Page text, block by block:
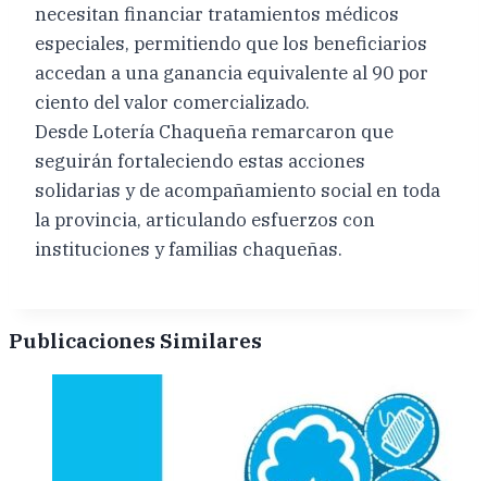
necesitan financiar tratamientos médicos
especiales, permitiendo que los beneficiarios
accedan a una ganancia equivalente al 90 por
ciento del valor comercializado.
Desde Lotería Chaqueña remarcaron que
seguirán fortaleciendo estas acciones
solidarias y de acompañamiento social en toda
la provincia, articulando esfuerzos con
instituciones y familias chaqueñas.
Publicaciones Similares